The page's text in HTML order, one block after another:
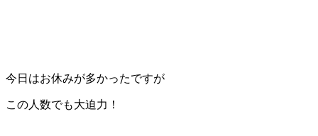
今日はお休みが多かったですが
この人数でも大迫力！